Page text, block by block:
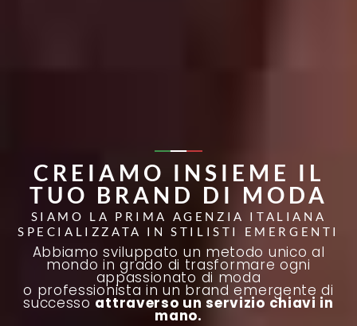
CREIAMO INSIEME IL
TUO BRAND DI MODA
SIAMO LA PRIMA AGENZIA ITALIANA
SPECIALIZZATA IN STILISTI EMERGENTI
Abbiamo sviluppato un metodo unico al
mondo in grado di trasformare ogni
appassionato di moda
o professionista in un brand emergente di
successo attraverso un servizio chiavi in
mano.